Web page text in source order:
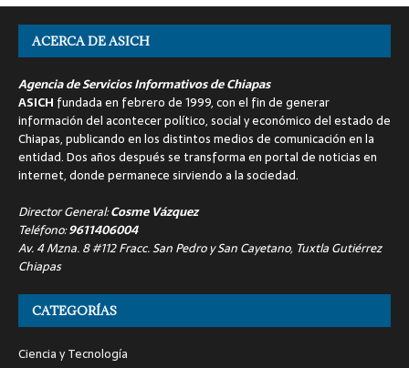
ACERCA DE ASICH
Agencia de Servicios Informativos de Chiapas
ASICH fundada en febrero de 1999, con el fin de generar
información del acontecer político, social y económico del estado de
Chiapas, publicando en los distintos medios de comunicación en la
entidad. Dos años después se transforma en portal de noticias en
internet, donde permanece sirviendo a la sociedad.
Director General:Cosme Vázquez
Teléfono:9611406004
Av. 4 Mzna. 8 #112 Fracc. San Pedro y San Cayetano, Tuxtla Gutiérrez
Chiapas
CATEGORÍAS
Ciencia y Tecnología